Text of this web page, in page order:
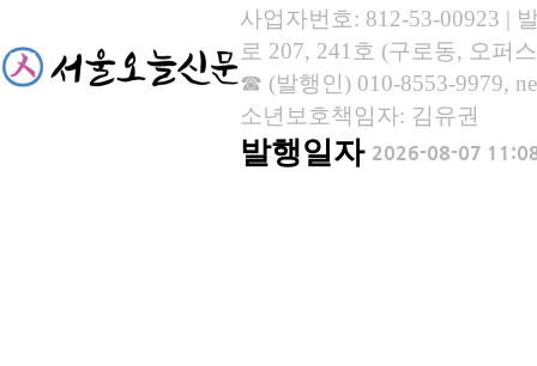
사업자번호: 812-53-00923 |
로 207, 241호 (구로동, 오퍼
☎ (발행인) 010-8553-9979,
소년보호책임자: 김유권
발행일자